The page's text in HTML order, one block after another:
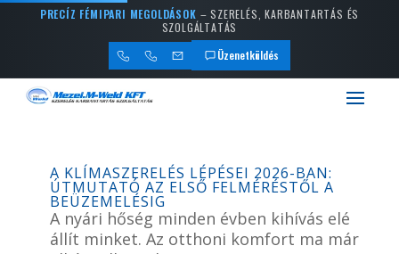
PRECÍZ FÉMIPARI MEGOLDÁSOK – SZERELÉS, KARBANTARTÁS ÉS
SZOLGÁLTATÁS
Üzenetküldés
A KLÍMASZERELÉS LÉPÉSEI 2026-BAN:
ÚTMUTATÓ AZ ELSŐ FELMÉRÉSTŐL A
BEÜZEMELÉSIG
A nyári hőség minden évben kihívás elé
állít minket. Az otthoni komfort ma már